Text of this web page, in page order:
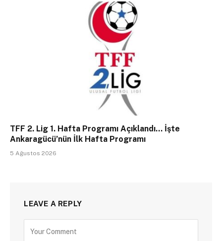
TFF 2. Lig 1. Hafta Programı Açıklandı… İşte
Ankaragücü’nün İlk Hafta Programı
5 Ağustos 2026
LEAVE A REPLY